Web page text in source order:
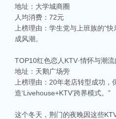
地址：大学城商圈
人均消费：72元
上榜理由：学生党与上班族的“
成风潮。
TOP10红色恋人KTV·情怀与潮
地址：天鹅广场旁
上榜理由：20年老店转型成功，
造‘Livehouse+KTV’跨界模式。”
这个冬天，荆门的夜晚因这些